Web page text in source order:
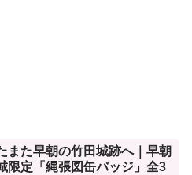
また早朝の竹田城跡へ｜早朝
限定「縄張図缶バッジ」全3